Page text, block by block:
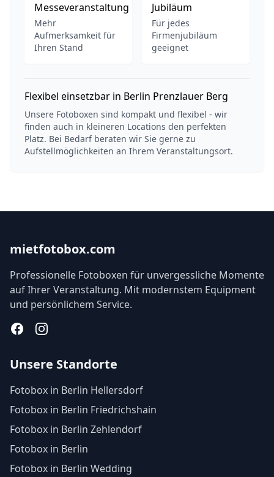
Messeveranstaltung
Mehr
Aufmerksamkeit für
Ihren Stand
Jubiläum
Für jedes
Firmenjubiläum
geeignet
Flexibel einsetzbar in Berlin Prenzlauer Berg
Unsere Fotoboxen sind kompakt und flexibel - wir
finden auch in kleineren Locations den perfekten
Platz. Bei Bedarf beraten wir Sie gerne zu
Aufstellmöglichkeiten an Ihrem Veranstaltungsort.
mietfotobox.com
Professionelle Fotoboxen für unvergessliche Momente
auf Ihrer Veranstaltung. Mit modernstem Equipment
und persönlichem Service.
FacebookInstagram
Unsere Standorte
Fotobox in Berlin Hellersdorf
Fotobox in Berlin Friedrichshain
Fotobox in Berlin Zehlendorf
Fotobox in Berlin
Fotobox in Berlin Wedding